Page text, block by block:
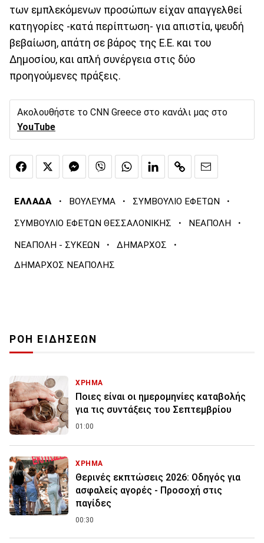
των εμπλεκόμενων προσώπων είχαν απαγγελθεί
κατηγορίες -κατά περίπτωση- για απιστία, ψευδή
βεβαίωση, απάτη σε βάρος της Ε.Ε. και του
Δημοσίου, και απλή συνέργεια στις δύο
προηγούμενες πράξεις.
Ακολουθήστε το CNN Greece στο κανάλι μας στο
YouTube
ΕΛΛΑΔΑ · ΒΟΥΛΕΥΜΑ · ΣΥΜΒΟΥΛΙΟ ΕΦΕΤΩΝ ·
ΣΥΜΒΟΥΛΙΟ ΕΦΕΤΩΝ ΘΕΣΣΑΛΟΝΙΚΗΣ · ΝΕΑΠΟΛΗ ·
ΝΕΑΠΟΛΗ - ΣΥΚΕΩΝ · ΔΗΜΑΡΧΟΣ ·
ΔΗΜΑΡΧΟΣ ΝΕΑΠΟΛΗΣ
ΡΟΗ ΕΙΔΗΣΕΩΝ
ΧΡΗΜΑ
Ποιες είναι οι ημερομηνίες καταβολής
για τις συντάξεις του Σεπτεμβρίου
01:00
ΧΡΗΜΑ
Θερινές εκπτώσεις 2026: Οδηγός για
ασφαλείς αγορές - Προσοχή στις
παγίδες
00:30